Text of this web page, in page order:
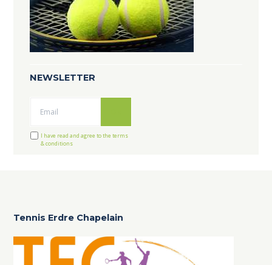
NEWSLETTER
I have read and agree to the terms
& conditions
Tennis Erdre Chapelain